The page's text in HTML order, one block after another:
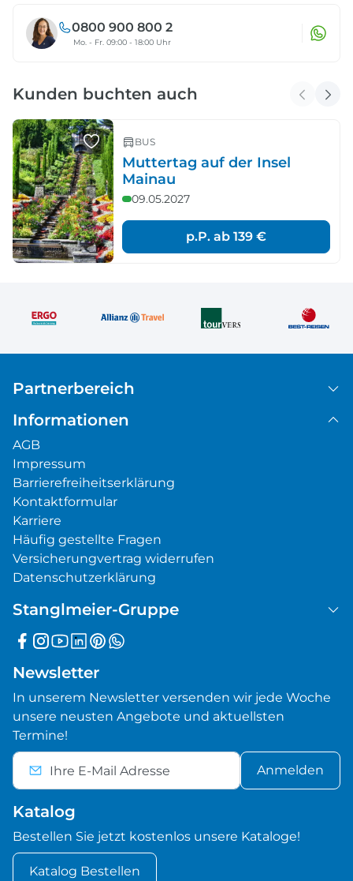
0800 900 800 2
Mo. - Fr. 09:00 - 18:00 Uhr
Kunden buchten auch
BUS
Muttertag auf der Insel
Mainau
09.05.2027
p.P. ab 139 €
Partnerbereich
Informationen
AGB
Impressum
Barrierefreiheitserklärung
Kontaktformular
Karriere
Häufig gestellte Fragen
Versicherungvertrag widerrufen
Datenschutzerklärung
Stanglmeier-Gruppe
Newsletter
In unserem Newsletter versenden wir jede Woche
unsere neusten Angebote und aktuellsten
Termine!
Anmelden
Katalog
Bestellen Sie jetzt kostenlos unsere Kataloge!
Katalog Bestellen